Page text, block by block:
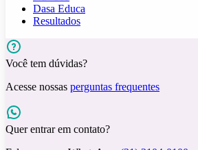
Dasa Educa
Resultados
Você tem dúvidas?
Acesse nossas perguntas frequentes
Quer entrar em contato?